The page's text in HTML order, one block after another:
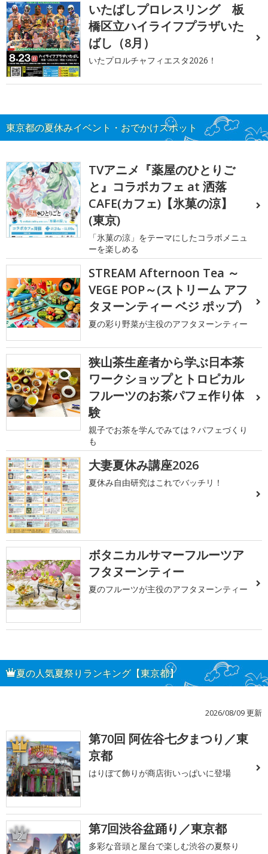
いたばしプロレスリング 板
橋区立ハイライフプラザいた
ばし（8月）
いたプロルチャフィエスタ2026！
東京都の夏休みイベント・おでかけスポット
TVアニメ『薬屋のひとりご
と』コラボカフェ at 洒落
CAFE(カフェ)【氷菓の涼】
(東京)
「氷菓の涼」をテーマにしたコラボメニュ
ーを楽しめる
STREAM Afternoon Tea ～
VEGE POP～(ストリーム アフ
タヌーンティー ベジ ポップ)
夏の彩り野菜が主役のアフタヌーンティー
狭山茶生産者から学ぶ日本茶
ワークショップとトロピカル
フルーツのお茶パフェ作り体
験
親子でお茶を学んでみては？パフェづくり
も
大妻夏休み講座2026
夏休み自由研究はこれでバッチリ！
ボタニカルサマーフルーツア
フタヌーンティー
夏のフルーツが主役のアフタヌーンティー
夏の人気夏祭りランキング【東京都】
2026/08/09 更新
1
第70回 阿佐谷七夕まつり／東
京都
はりぼて飾りが商店街いっぱいに登場
2 第7回渋谷盆踊り／東京都
多彩な音頭と屋台で楽しむ渋谷の夏祭り